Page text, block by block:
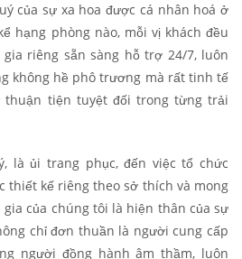
của sự xa hoa được cá nhân hoá ở
hạng phòng nào, mỗi vị khách đều
riêng sẵn sàng hỗ trợ 24/7, luôn
không hề phô trương mà rất tinh tế
thuận tiện tuyệt đối trong từng trải
là ủi trang phục, đến việc tổ chức
thiết kế riêng theo sở thích và mong
của chúng tôi là hiện thân của sự
chỉ đơn thuần là người cung cấp
người đồng hành âm thầm, luôn